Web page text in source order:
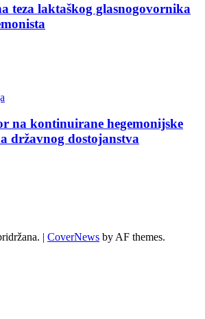
teza laktaškog glasnogovornika
na kontinuirane hegemonijske
državnog dostojanstva
| CoverNews by AF themes.